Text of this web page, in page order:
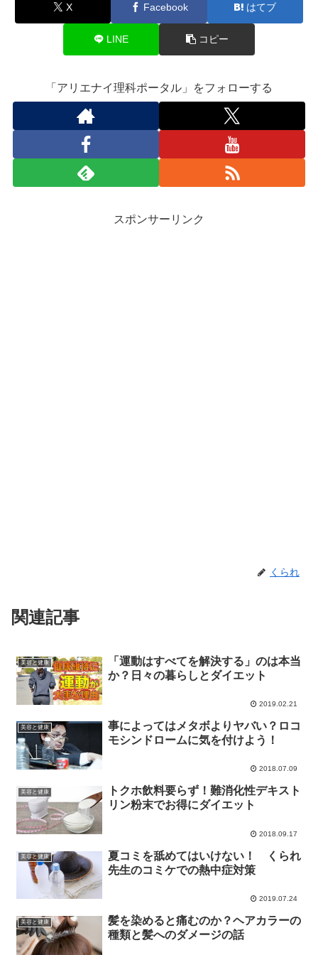
X Facebook はてブ
LINE コピー
「アリエナイ理科ポータル」をフォローする
スポンサーリンク
くられ
関連記事
美容と健康
「運動はすべてを解決する」のは本当
か？日々の暮らしとダイエット
2019.02.21
美容と健康
事によってはメタボよりヤバい？ロコ
モシンドロームに気を付けよう！
2018.07.09
美容と健康
トクホ飲料要らず！難消化性デキスト
リン粉末でお得にダイエット
2018.09.17
美容と健康
夏コミを舐めてはいけない！ くられ
先生のコミケでの熱中症対策
2019.07.24
美容と健康
髪を染めると痛むのか？ヘアカラーの
種類と髪へのダメージの話